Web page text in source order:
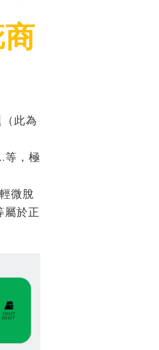
此為
等，極
微脫
屬於正